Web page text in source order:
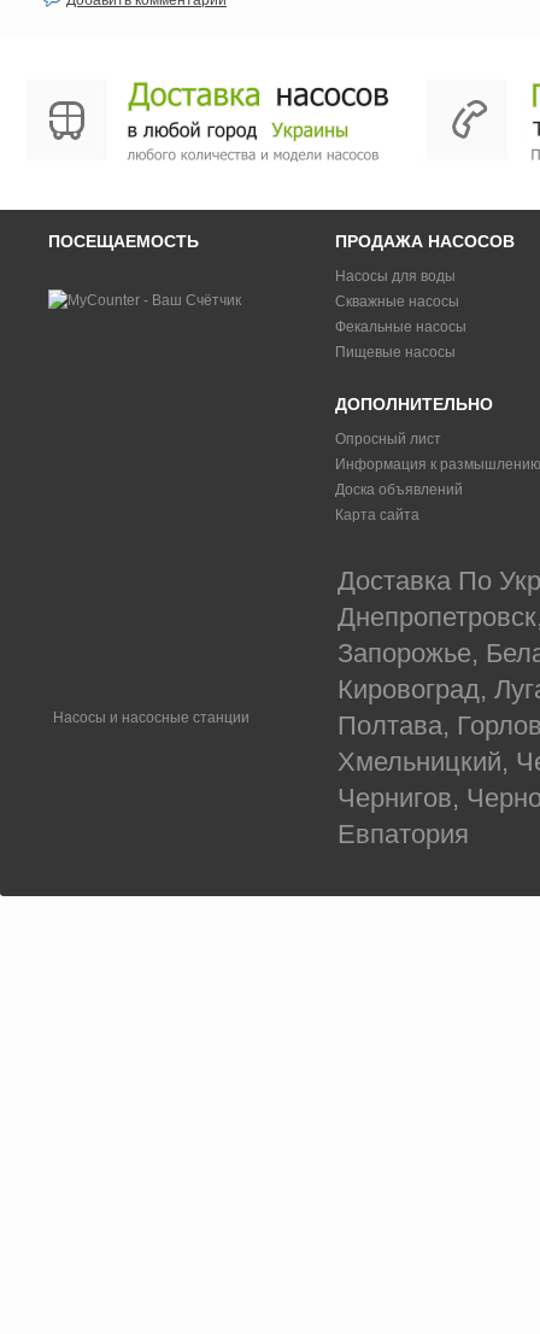
ПОСЕЩАЕМОСТЬ ПРОДАЖА НАСОСОВ
Насосы для воды
Скважные насосы
Фекальные насосы
Пищевые насосы
ДОПОЛНИТЕЛЬНО
Опросный лист
Информация к размышлению
Доска объявлений
Карта сайта
Насосы и насосные станции
Доставка По
Запорожье,
Кировоград,
Полтава,
Хмельницкий,
Чернигов,
Евпатория